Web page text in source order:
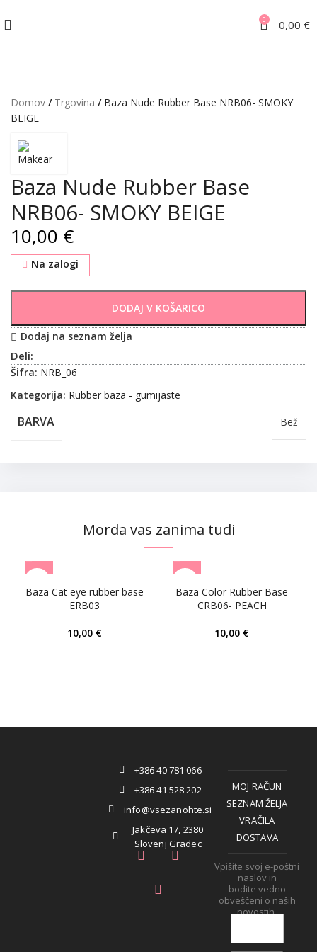
0 0,00 €
Domov / Trgovina / Baza Nude Rubber Base NRB06- SMOKY
BEIGE
Baza Nude Rubber Base
NRB06- SMOKY BEIGE
€
Na zalogi
DODAJ V KOŠARICO
Dodaj na seznam želja
Deli:
Šifra: NRB_06
Kategorija: Rubber baza - gumijaste
BARVA Bež
Morda vas zanima tudi
Baza Cat eye rubber base
ERB03
€
Baza Color Rubber Base
CRB06- PEACH
€
+386 40 781 066
+386 41 528 202
info@vsezanohte.si
Jakčeva 17, 2380
Slovenj Gradec
MOJ RAČUN
SEZNAM ŽELJA
VRAČILA
DOSTAVA
Vpišite svoj e-poštni
naslov in
bodite vedno
obveščeni o naših
novostih.